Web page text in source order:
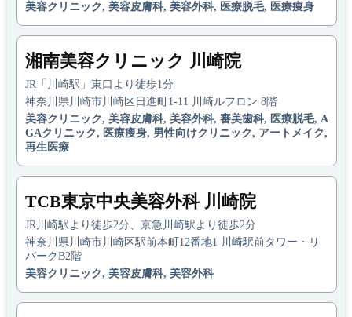
美容クリニック, 美容皮膚科, 美容外科, 医療脱毛, 医療痩身
湘南美容クリニック 川崎院
JR「川崎駅」東口より徒歩1分
神奈川県川崎市川崎区日進町1-11 川崎ルフロン 8階
美容クリニック, 美容皮膚科, 美容外科, 審美歯科, 医療脱毛, A
GAクリニック, 医療痩身, 男性向けクリニック, アートメイク,
再生医療
TCB東京中央美容外科 川崎院
JR川崎駅より徒歩2分、京急川崎駅より徒歩2分
神奈川県川崎市川崎区駅前本町12番地1 川崎駅前タワー・リ
バークB2階
美容クリニック, 美容皮膚科, 美容外科